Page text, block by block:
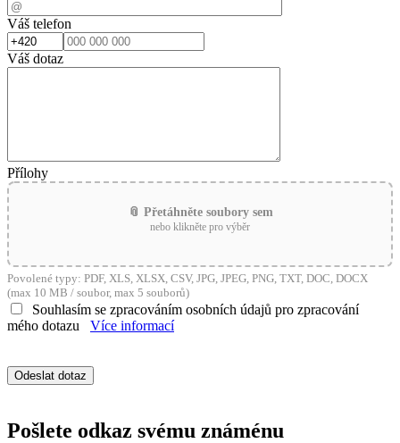
Váš telefon
Váš dotaz
Přílohy
📎 Přetáhněte soubory sem
nebo klikněte pro výběr
Povolené typy: PDF, XLS, XLSX, CSV, JPG, JPEG, PNG, TXT, DOC, DOCX
(max 10 MB / soubor, max 5 souborů)
Souhlasím se zpracováním osobních údajů pro zpracování
mého dotazu
Více informací
Pošlete odkaz svému známénu